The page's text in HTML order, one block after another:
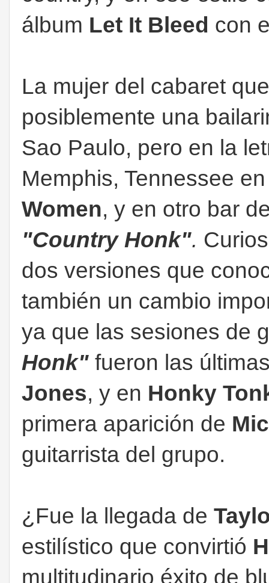
álbum Let It Bleed con
La mujer del cabaret
posiblemente una
Sao Paulo, pero en la
Memphis, Tennessee
Women, y en otro bar
"Country Honk".
dos versiones que
también un cambio
ya que las sesiones de
Honk" fueron las
Jones, y en Honky
primera aparición de
guitarrista del grupo.
¿Fue la llegada de
estilístico que convirtió
multitudinario éxito de